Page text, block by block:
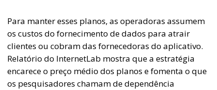
Para manter esses planos, as operadoras assumem
os custos do fornecimento de dados para atrair
clientes ou cobram das fornecedoras do aplicativo.
Relatório do InternetLab mostra que a estratégia
encarece o preço médio dos planos e fomenta o que
os pesquisadores chamam de dependência